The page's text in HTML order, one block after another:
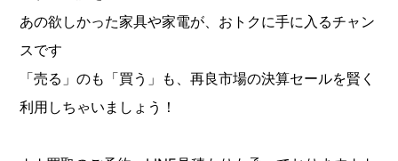
あの欲しかった家具や家電が、おトクに手に入るチャン
スです
「売る」のも「買う」も、再良市場の決算セールを賢く
利用しちゃいましょう！